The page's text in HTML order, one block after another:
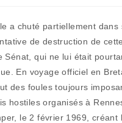
a chuté partiellement dans
de destruction de
Sénat, qui ne lui était
En voyage officiel en
des foules toujours
hostiles organisés à
le 2 février 1969, créant